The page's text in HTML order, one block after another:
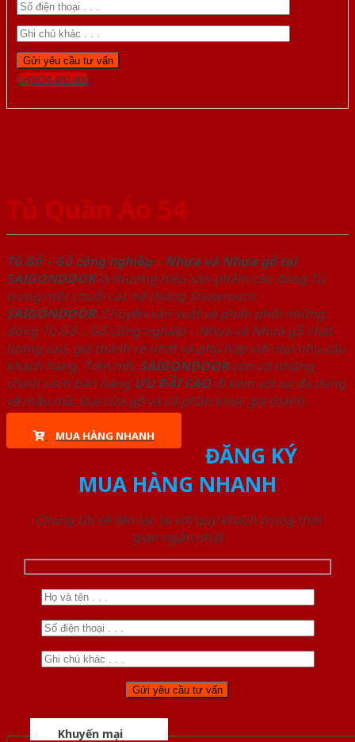
Gọi 0824.400.400
Tủ Quần Áo 54
Tủ Gỗ – Gỗ công nghiêp – Nhựa và Nhựa gỗ tại
SAIGONDOORlà thương hiệu sản phẩm các dòng Tủ
trong một chuỗi các hệ thống Showroom
SAIGONDOOR. Chuyên sản xuất và phân phối những
dòng Tủ Gỗ – Gỗ công nghiêp – Nhựa và Nhựa gỗ chất
lượng cao, giá thành rẻ nhất và phù hợp với mọi nhu cầu
khách hàng. Trên hết, SAIGONDOORcòn có những
chính sách bán hàng ƯU ĐÃI CAOđi kèm với sự đa dạng
về mẫu mã, loại cửa gỗ và cả phân khúc giá thành.
MUA HÀNG NHANH
ĐĂNG KÝ
MUA HÀNG NHANH
Chúng tôi sẽ liên lạc lại với quý khách trong thời
gian ngắn nhất
Khuyến mại